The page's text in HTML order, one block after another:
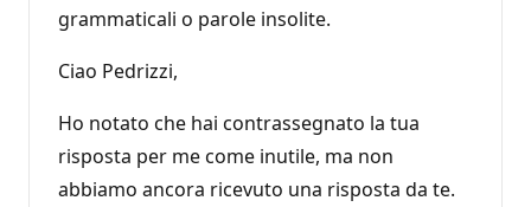
grammaticali o parole insolite.
Ciao Pedrizzi,
Ho notato che hai contrassegnato la tua
risposta per me come inutile, ma non
abbiamo ancora ricevuto una risposta da te.